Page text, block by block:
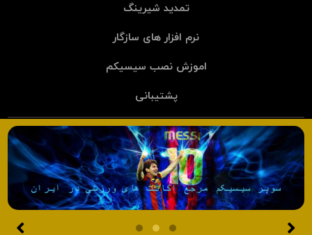
تمدید شیرینگ
نرم افزار های سازگار
اموزش نصب سیسیکم
پشتیبانی